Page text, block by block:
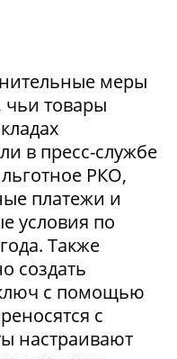
меры
чьи товары
в пресс-службе
РКО,
платежи и
условия по
Также
создать
с помощью
с
настраивают